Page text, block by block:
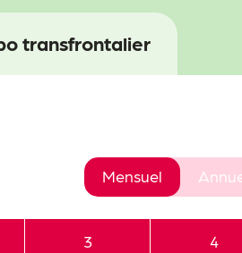
transfrontalier
Mensuel
3 4